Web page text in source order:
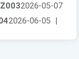
2026-05-07
2026-06-05 |